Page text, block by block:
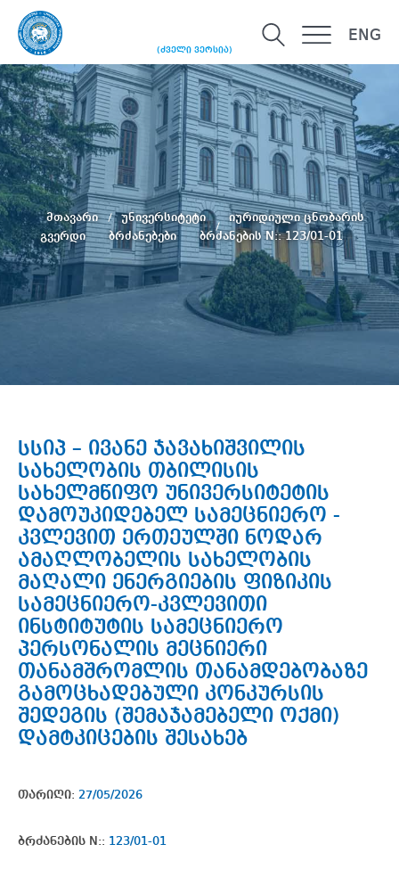
(ძველი ვერსია)
ENG
მთავარი უნივერსიტეტი
იურიდიული ცნობარის
გვერდი
ბრძანებები ბრძანების N:: 123/01-01
სსიპ – ივანე ჯავახიშვილის
სახელობის თბილისის
სახელმწიფო უნივერსიტეტის
დამოუკიდებელ სამეცნიერო -
კვლევით ერთეულში ნოდარ
ამაღლობელის სახელობის
მაღალი ენერგიების ფიზიკის
სამეცნიერო-კვლევითი
ინსტიტუტის სამეცნიერო
პერსონალის მეცნიერი
თანამშრომლის თანამდებობაზე
გამოცხადებული კონკურსის
შედეგის (შემაჯამებელი ოქმი)
დამტკიცების შესახებ
თარიღი: 27/05/2026
ბრძანების N:: 123/01-01